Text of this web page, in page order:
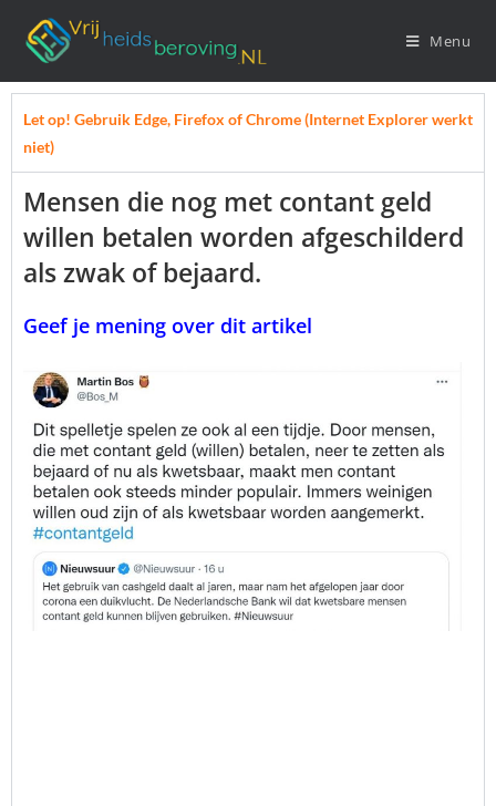
Menu
Let op! Gebruik Edge, Firefox of Chrome (Internet Explorer werkt
niet)
Mensen die nog met contant geld
willen betalen worden afgeschilderd
als zwak of bejaard.
Geef je mening over dit artikel